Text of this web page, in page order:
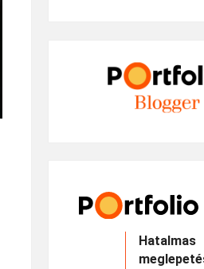
Hatalmas